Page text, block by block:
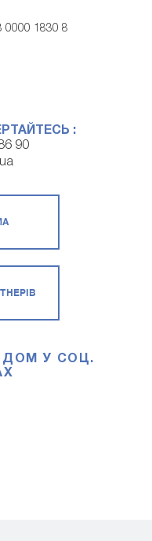
0000 1830 8
:
90
У СОЦ.